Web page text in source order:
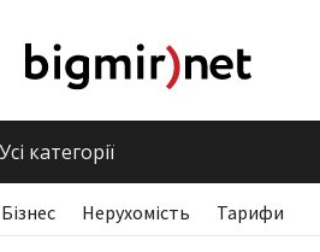
Усі категорії
Бізнес Нерухомість Тарифи